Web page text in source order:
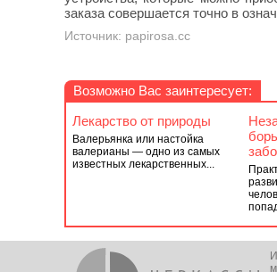
заказа совершается точно в
Источник: papirosa.cc
Возможно Вас заинтересует:
Лекарство от природы
Валерьянка или настойка
валерианы — одно из самых
известных лекарственных...